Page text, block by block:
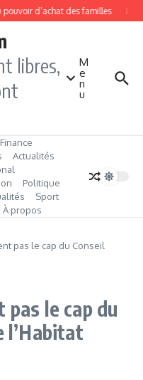
d’achat des familles
libres,
M
e
n
u
Finance
Actualités
Politique
Sport
À propos
pas le cap du Conseil
pas le cap du
l’Habitat